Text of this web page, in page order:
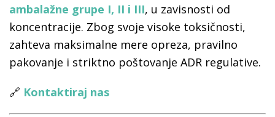
ambalažne grupe I, II i III, u zavisnosti od
koncentracije. Zbog svoje visoke toksičnosti,
zahteva maksimalne mere opreza, pravilno
pakovanje i striktno poštovanje ADR regulative.
🔗 Kontaktiraj nas